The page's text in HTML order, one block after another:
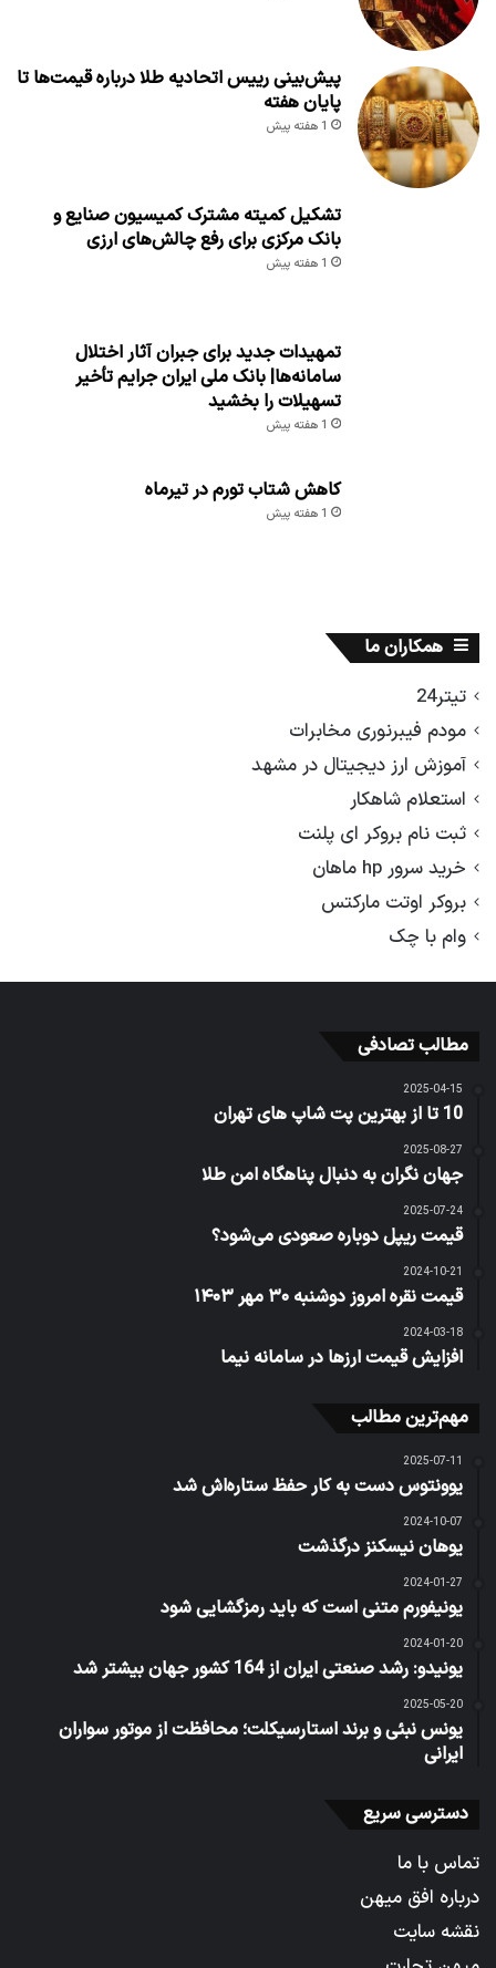
پیش‌بینی رییس اتحادیه طلا درباره قیمت‌ها تا
پایان هفته
1 هفته پیش
تشکیل کمیته مشترک کمیسیون صنایع و
بانک مرکزی برای رفع چالش‌های ارزی
1 هفته پیش
تمهیدات جدید برای جبران آثار اختلال
سامانه‌ها| بانک ملی ایران جرایم تأخیر
تسهیلات را بخشید
1 هفته پیش
کاهش شتاب تورم در تیرماه
1 هفته پیش
همکاران ما
تیتر24
مودم فیبرنوری مخابرات
آموزش ارز دیجیتال در مشهد
استعلام شاهکار
ثبت نام بروکر ای پلنت
خرید سرور hp ماهان
بروکر اوتت مارکتس
وام با چک
مطالب تصادفی
2025-04-15
10 تا از بهترین پت شاپ های تهران
2025-08-27
جهان نگران به دنبال پناهگاه امن طلا
2025-07-24
قیمت ریپل دوباره صعودی می‌شود؟
2024-10-21
قیمت نقره امروز دوشنبه ۳۰ مهر ۱۴۰۳
2024-03-18
افزایش قیمت ارزها در سامانه نیما
مهم‌ترین مطالب
2025-07-11
یوونتوس دست به کار حفظ ستاره‌اش شد
2024-10-07
یوهان نیسکنز درگذشت
2024-01-27
یونیفورم متنی است که باید رمزگشایی شود
2024-01-20
یونیدو: رشد صنعتی ایران از 164 کشور جهان بیشتر شد
2025-05-20
یونس نبئی و برند استارسیکلت؛ محافظت از موتور سواران
ایرانی
دسترسی سریع
تماس با ما
درباره افق میهن
نقشه سایت